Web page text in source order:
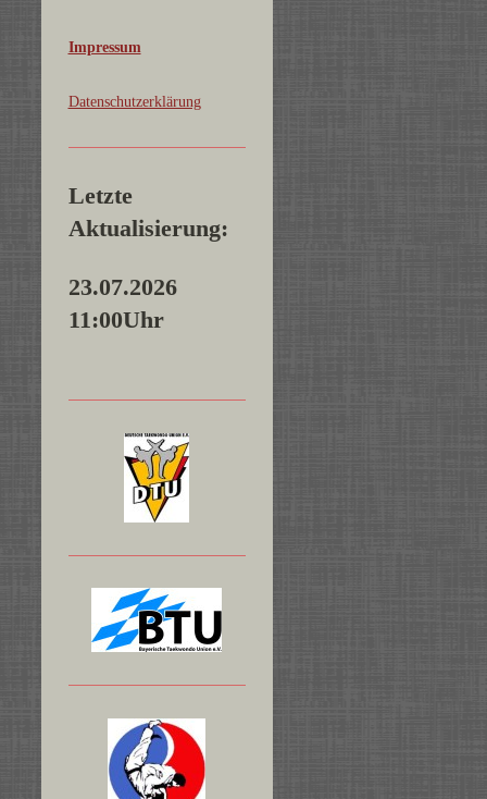
Impressum
Datenschutzerklärung
Letzte
Aktualisierung:
23.07.2026
11:00Uhr